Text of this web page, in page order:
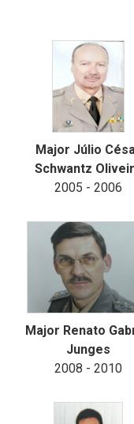
Major Júlio
Schwantz
2005 - 2006
Major Renato
Junges
2008 - 2010